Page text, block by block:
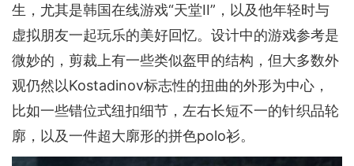
生，尤其是韩国在线游戏“天堂II”，以及他年轻时与
虚拟朋友一起玩乐的美好回忆。设计中的游戏参考是
微妙的，剪裁上有一些类似盔甲的结构，但大多数外
观仍然以Kostadinov标志性的扭曲的外形为中心，
比如一些错位式纽扣细节，左右长短不一的针织品轮
廓，以及一件超大廓形的拼色polo衫。